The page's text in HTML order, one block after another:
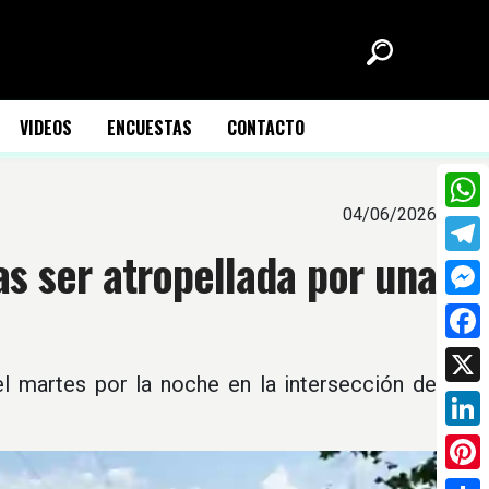
VIDEOS ENCUESTAS CONTACTO
04/06/2026
ser atropellada por una
martes por la noche en la intersección de X